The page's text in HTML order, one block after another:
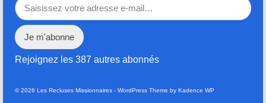
Je m'abonne
Rejoignez les 387 autres abonnés
© 2026 Les Recluses Missionnaires - WordPress Theme by Kadence WP